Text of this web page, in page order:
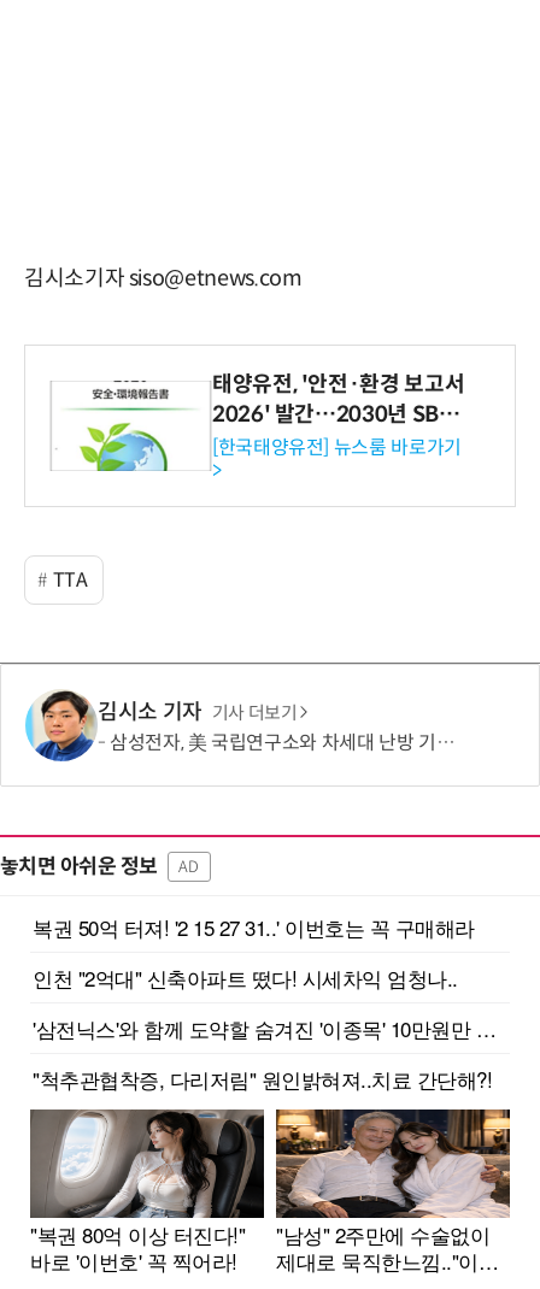
김시소기자 siso@etnews.com
태양유전, '안전·환경 보고서
2026' 발간…2030년 SBT
수준 온실가스 감축 추진
[한국태양유전] 뉴스룸 바로가기
>
TTA
김시소 기자 기사 더보기
삼성전자, 美 국립연구소와 차세대 난방 기술 개발한다
놓치면 아쉬운 정보 AD